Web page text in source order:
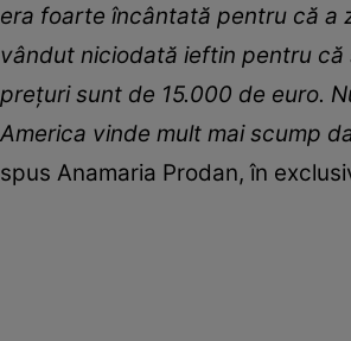
era foarte încântată pentru că a
vândut niciodată ieftin pentru că
prețuri sunt de 15.000 de euro.
America vinde mult mai scump
spus Anamaria Prodan, în